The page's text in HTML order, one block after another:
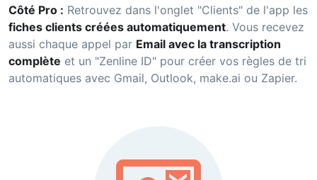
Côté Pro : Retrouvez dans l'onglet "Clients" de l'app les
fiches clients créées automatiquement. Vous recevez
aussi chaque appel par Email avec la transcription
complète et un "Zenline ID" pour créer vos règles de tri
automatiques avec Gmail, Outlook, make.ai ou Zapier.